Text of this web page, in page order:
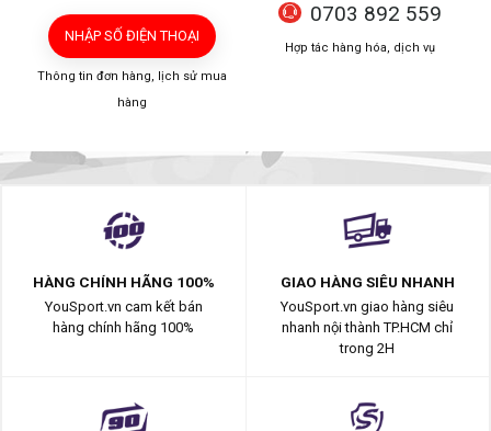
NHẬP SỐ ĐIỆN THOẠI
Thông tin đơn hàng, lịch sử mua
hàng
0703 892 559
Hợp tác hàng hóa, dịch vụ
HÀNG CHÍNH HÃNG 100%
YouSport.vn cam kết bán
hàng chính hãng 100%
GIAO HÀNG SIÊU NHANH
YouSport.vn giao hàng siêu
nhanh nội thành TP.HCM chỉ
trong 2H